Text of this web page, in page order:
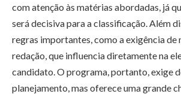
com atenção às matérias abordadas, já
será decisiva para a classificação. Além
regras importantes, como a exigência de
redação, que influencia diretamente na
candidato. O programa, portanto, exige
planejamento, mas oferece uma grande